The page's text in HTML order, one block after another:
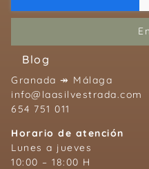
Blog
Granada ↠ Málaga
info@laasilvestrada.com
654 751 011
Horario de atención
Lunes a jueves
10:00 – 18:00 H